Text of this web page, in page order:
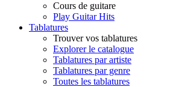
Cours de guitare
Play Guitar Hits
Tablatures
Trouver vos tablatures
Explorer le catalogue
Tablatures par artiste
Tablatures par genre
Toutes les tablatures